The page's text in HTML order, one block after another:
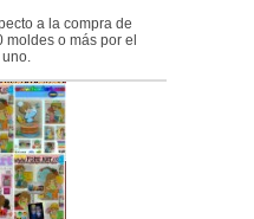
a la compra de
moldes o más por el